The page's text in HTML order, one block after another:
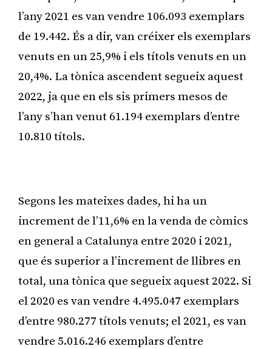
l’any 2021 es van vendre 106.093 exemplars
de 19.442. És a dir, van créixer els exemplars
venuts en un 25,9% i els títols venuts en un
20,4%. La tònica ascendent segueix aquest
2022, ja que en els sis primers mesos de
l’any s’han venut 61.194 exemplars d’entre
10.810 títols.
Segons les mateixes dades, hi ha un
increment de l’11,6% en la venda de còmics
en general a Catalunya entre 2020 i 2021,
que és superior a l’increment de llibres en
total, una tònica que segueix aquest 2022. Si
el 2020 es van vendre 4.495.047 exemplars
d’entre 980.277 títols venuts; el 2021, es van
vendre 5.016.246 exemplars d’entre